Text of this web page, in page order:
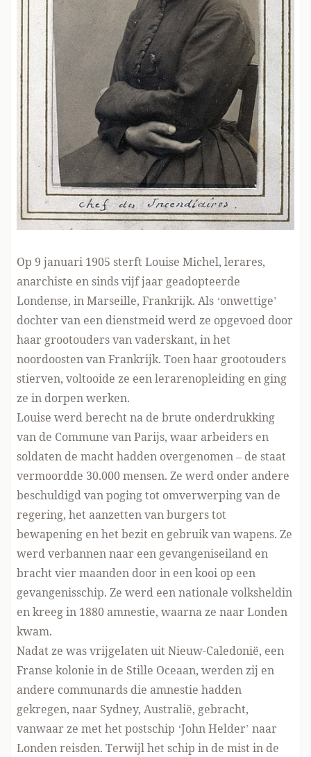
Op 9 januari 1905 sterft Louise Michel, lerares,
anarchiste en sinds vijf jaar geadopteerde
Londense, in Marseille, Frankrijk. Als ‘onwettige’
dochter van een dienstmeid werd ze opgevoed door
haar grootouders van vaderskant, in het
noordoosten van Frankrijk. Toen haar grootouders
stierven, voltooide ze een lerarenopleiding en ging
ze in dorpen werken.
Louise werd berecht na de brute onderdrukking
van de Commune van Parijs, waar arbeiders en
soldaten de macht hadden overgenomen – de staat
vermoordde 30.000 mensen. Ze werd onder andere
beschuldigd van poging tot omverwerping van de
regering, het aanzetten van burgers tot
bewapening en het bezit en gebruik van wapens. Ze
werd verbannen naar een gevangeniseiland en
bracht vier maanden door in een kooi op een
gevangenisschip. Ze werd een nationale volksheldin
en kreeg in 1880 amnestie, waarna ze naar Londen
kwam.
Nadat ze was vrijgelaten uit Nieuw-Caledonië, een
Franse kolonie in de Stille Oceaan, werden zij en
andere communards die amnestie hadden
gekregen, naar Sydney, Australië, gebracht,
vanwaar ze met het postschip ‘John Helder’ naar
Londen reisden. Terwijl het schip in de mist in de